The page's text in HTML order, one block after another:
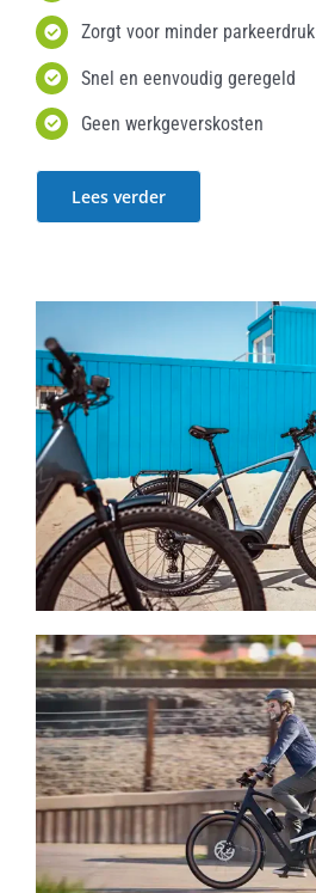
Zorgt voor minder parkeerdruk
Snel en eenvoudig geregeld
Geen werkgeverskosten
Lees verder